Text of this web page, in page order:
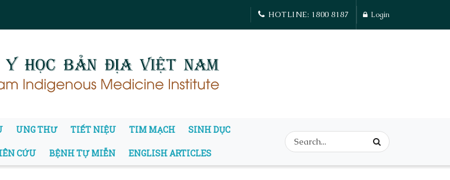
HOTLINE: 1800 8187 Login
UNG THƯ TIẾT NIỆU TIM MẠCH SINH DỤC
CỨU BỆNH TỰ MIỄN ENGLISH ARTICLES